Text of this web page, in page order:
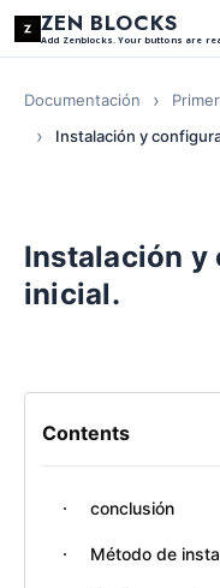
ZEN BLOCKS
Add Zenblocks. Your buttons are
Documentación
Instalación y
Instalación y
inicial.
Contents
conclusión
Método de